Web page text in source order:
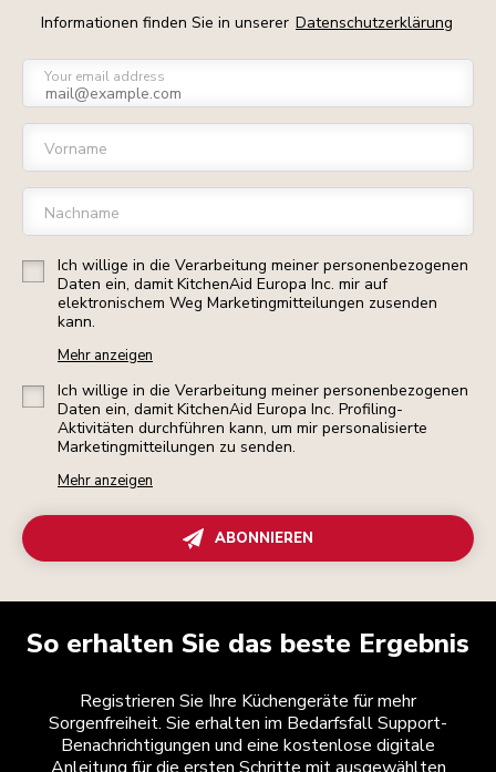
Informationen finden Sie in unserer Datenschutzerklärung
Your email address
Vorname
Nachname
Ich willige in die Verarbeitung meiner personenbezogenen
Daten ein, damit KitchenAid Europa Inc. mir auf
elektronischem Weg Marketingmitteilungen zusenden
kann.
Mehr anzeigen
Ich willige in die Verarbeitung meiner personenbezogenen
Daten ein, damit KitchenAid Europa Inc. Profiling-
Aktivitäten durchführen kann, um mir personalisierte
Marketingmitteilungen zu senden.
Mehr anzeigen
ABONNIEREN
So erhalten Sie das beste Ergebnis
Registrieren Sie Ihre Küchengeräte für mehr
Sorgenfreiheit. Sie erhalten im Bedarfsfall Support-
Benachrichtigungen und eine kostenlose digitale